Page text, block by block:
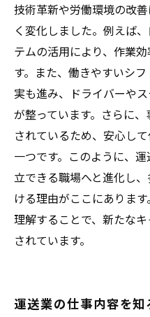
技術革新や労働環境の改
く変化しました。例えば
テムの活用により、作業
す。また、働きやすいシ
実も進み、ドライバーや
が整っています。さらに
されているため、安心し
一つです。このように、
立できる職場へと進化し
ける理由がここにありま
理解することで、新たな
されています。
運送業の仕事内容を